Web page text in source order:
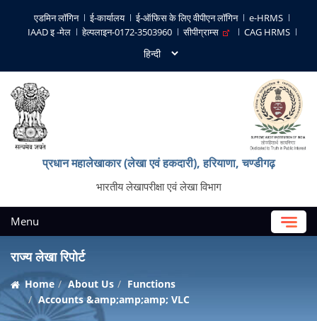
एडमिन लॉगिन ई-कार्यालय ई-ऑफिस के लिए वीपीएन लॉगिन
e-HRMS
IAAD इ -मेल
हेल्पलाइन-0172-3503960 सीपीग्राम्स CAG HRMS
प्रधान महालेखाकार (लेखा एवं हकदारी), हरियाणा, चण्‍डीगढ़
भारतीय लेखापरीक्षा एवं लेखा विभाग
Menu
राज्य लेखा रिपोर्ट
Home About Us
Functions
Accounts &amp;amp;amp; VLC